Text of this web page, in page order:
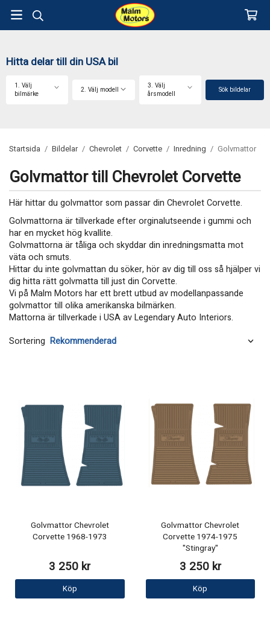
Hitta delar till din USA bil
1. Välj
bilmärke
2. Välj modell
3. Välj
årsmodell
Sök bildelar
Startsida / Bildelar / Chevrolet / Corvette / Inredning / Golvmattor
Golvmattor till Chevrolet Corvette
Här hittar du golvmattor som passar din Chevrolet Corvette.
Golvmattorna är tillverkade efter orginalutseende i gummi och
har en mycket hög kvallite.
Golvmattorna är tåliga och skyddar din inredningsmatta mot
väta och smuts.
Hittar du inte golvmattan du söker, hör av dig till oss så hjälper vi
dig hitta rätt golvmatta till just din Corvette.
Vi på Malm Motors har ett brett utbud av modellanpassande
golvmattor till olika amerikanska bilmärken.
Mattorna är tillverkade i USA av Legendary Auto Interiors.
Sortering
Golvmattor Chevrolet
Corvette 1968-1973
3 250 kr
Köp
Golvmattor Chevrolet
Corvette 1974-1975
"Stingray"
3 250 kr
Köp